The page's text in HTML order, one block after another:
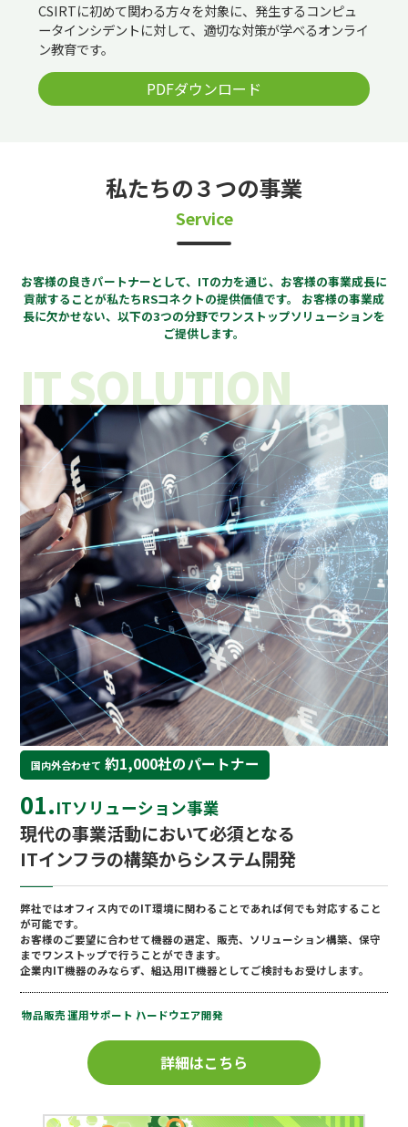
CSIRTに初めて関わる方々を対象に、発生するコンピュ
ータインシデントに対して、適切な対策が学べるオンライ
ン教育です。
PDFダウンロード
私たちの３つの事業
Service
お客様の良きパートナーとして、ITの⼒を通じ、お客様の事業成⻑に
貢献することが私たちRSコネクトの提供価値です。
お客様の事業成
⻑に⽋かせない、以下の3つの分野でワンストップソリューションを
ご提供します。
IT SOLUTION
国内外合わせて 約1,000社のパートナー
01.ITソリューション事業
現代の事業活動において必須となる
ITインフラの構築からシステム開発
弊社ではオフィス内でのIT環境に関わることであれば何でも対応すること
が可能です。
お客様のご要望に合わせて機器の選定、販売、ソリューション構築、保守
までワンストップで⾏うことができます。
企業内IT機器のみならず、組込用IT機器としてご検討もお受けします。
物品販売 運用サポート ハードウエア開発
詳細はこちら